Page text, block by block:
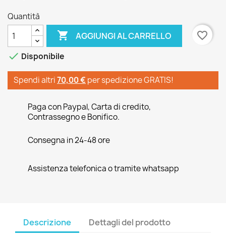
Quantità
 AGGIUNGI AL CARRELLO
favorite_border
 Disponibile
Spendi altri70,00 € per spedizione GRATIS!
Paga con Paypal, Carta di credito,
Contrassegno e Bonifico.
Consegna in 24-48 ore
Assistenza telefonica o tramite whatsapp
Descrizione Dettagli del prodotto